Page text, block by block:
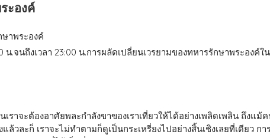
ะองค์
.จนถึงเวลา 23:00 น.การผลัดเปลี่ยนเวรยามของทหารรักษาพระอง
ราจะต้องอาศัยพละกำลังขาของเราเที่ยวให้ได้อย่างเพลิดเพลิน ถึงแ
วละก็ เราจะไม่ทำตามก็ดูเป็นกระเหรี่ยงไปอย่างสิ้นเชิงเลยที่เดียว ก